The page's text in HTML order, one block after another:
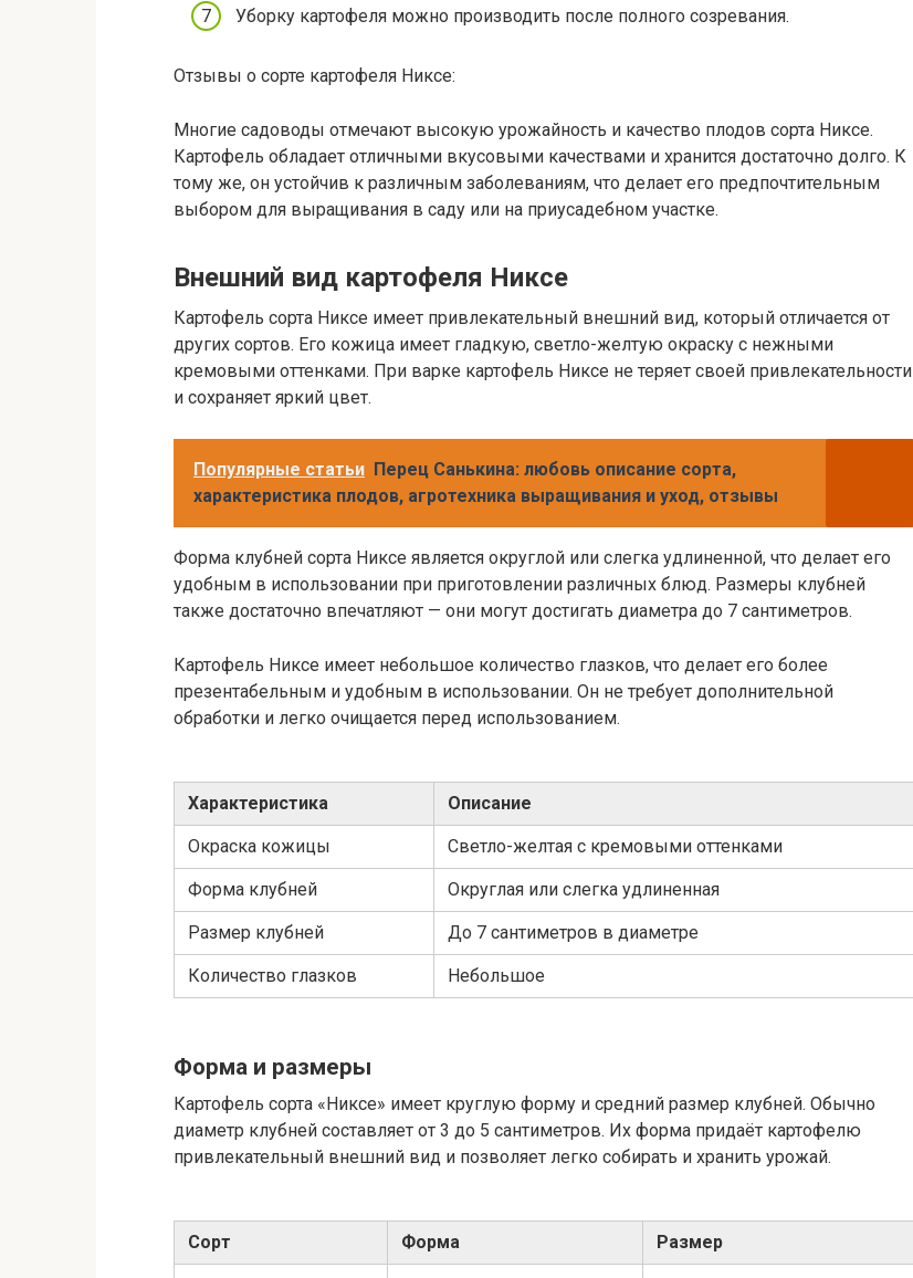
Уборку картофеля можно производить после полного созревания.
Отзывы о сорте картофеля Никсе:
Многие садоводы отмечают высокую урожайность и качество плодов сорта Никсе.
Картофель обладает отличными вкусовыми качествами и хранится достаточно долго. К
тому же, он устойчив к различным заболеваниям, что делает его предпочтительным
выбором для выращивания в саду или на приусадебном участке.
Внешний вид картофеля Никсе
Картофель сорта Никсе имеет привлекательный внешний вид, который отличается от
других сортов. Его кожица имеет гладкую, светло-желтую окраску с нежными
кремовыми оттенками. При варке картофель Никсе не теряет своей привлекательности
и сохраняет яркий цвет.
Популярные статьи Перец Санькина: любовь описание сорта,
характеристика плодов, агротехника выращивания и уход, отзывы
Форма клубней сорта Никсе является округлой или слегка удлиненной, что делает его
удобным в использовании при приготовлении различных блюд. Размеры клубней
также достаточно впечатляют — они могут достигать диаметра до 7 сантиметров.
Картофель Никсе имеет небольшое количество глазков, что делает его более
презентабельным и удобным в использовании. Он не требует дополнительной
обработки и легко очищается перед использованием.
Характеристика Описание
Окраска кожицы Светло-желтая с кремовыми оттенками
Форма клубней Округлая или слегка удлиненная
Размер клубней До 7 сантиметров в диаметре
Количество глазков Небольшое
Форма и размеры
Картофель сорта «Никсе» имеет круглую форму и средний размер клубней. Обычно
диаметр клубней составляет от 3 до 5 сантиметров. Их форма придаёт картофелю
привлекательный внешний вид и позволяет легко собирать и хранить урожай.
Сорт Форма Размер